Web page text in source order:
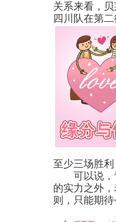
关系来看，
四川队在第
至少三场胜
可以说，青
的实力之外
则，只能期